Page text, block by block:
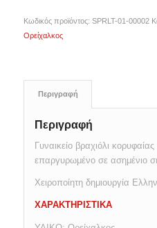
Κωδικός προϊόντος: SPRLT-01-00002
Ορείχαλκος
Περιγραφή
Περιγραφή
Γυναικείο βραχιόλι
επαργυρωμένο σε ασημένιο
Χειροποίητη δημιουργία
ΧΑΡΑΚΤΗΡΙΣΤΙΚΑ